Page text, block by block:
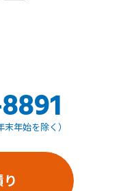
年始を除く）